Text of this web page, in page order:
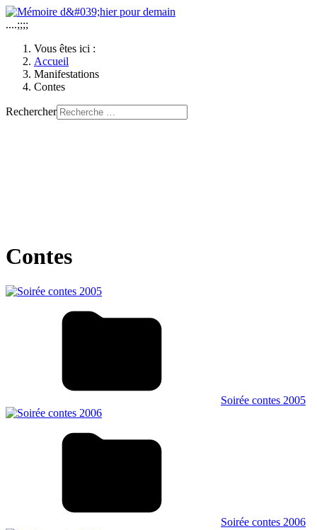
....;;;;
Vous êtes ici :
Accueil
Manifestations
Contes
Rechercher
Contes
Soirée contes 2005
Soirée contes 2006